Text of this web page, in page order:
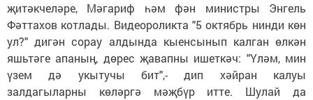
җитәкчеләре, Мәгариф һәм фән министры Энгель
Фәттахов котлады. Видеороликта "5 октябрь нинди көн
ул?" дигән сорау алдында кыенсынып калган өлкән
яшьтәге апаның, дөрес җавапны ишеткәч: "Үләм, мин
үзем дә укытучы бит",- дип хәйран калуы
залдагыларны көләргә мәҗбүр итте. Шулай да